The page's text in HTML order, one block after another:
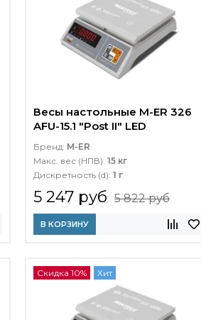
Весы настольные M-ER 326
AFU-15.1 "Post II" LED
Бренд: M-ER
Макс. вес (НПВ): 15 кг
Дискретность (d): 1 г
5 247 руб 5 822 руб
В КОРЗИНУ
Скидка 10% Хит